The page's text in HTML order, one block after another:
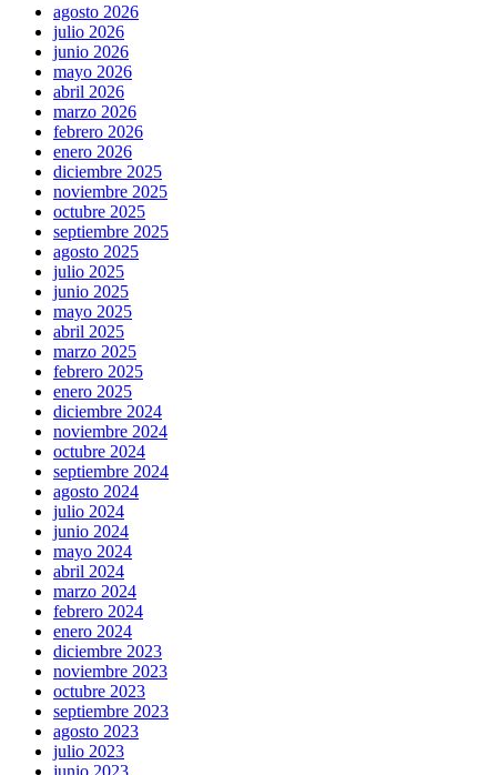
agosto 2026
julio 2026
junio 2026
mayo 2026
abril 2026
marzo 2026
febrero 2026
enero 2026
diciembre 2025
noviembre 2025
octubre 2025
septiembre 2025
agosto 2025
julio 2025
junio 2025
mayo 2025
abril 2025
marzo 2025
febrero 2025
enero 2025
diciembre 2024
noviembre 2024
octubre 2024
septiembre 2024
agosto 2024
julio 2024
junio 2024
mayo 2024
abril 2024
marzo 2024
febrero 2024
enero 2024
diciembre 2023
noviembre 2023
octubre 2023
septiembre 2023
agosto 2023
julio 2023
junio 2023